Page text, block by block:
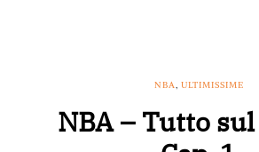
NBA, ULTIMISSIME
NBA – Tutto